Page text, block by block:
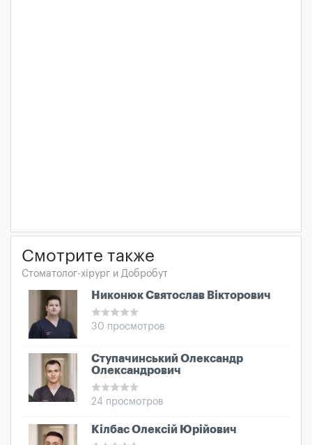
Смотрите также
Стоматолог-хірург и Добробут
Никонюк Святослав Вікторович
30 просмотров
Ступачинський Олександр
Олександрович
24 просмотров
Кілбас Олексій Юрійович